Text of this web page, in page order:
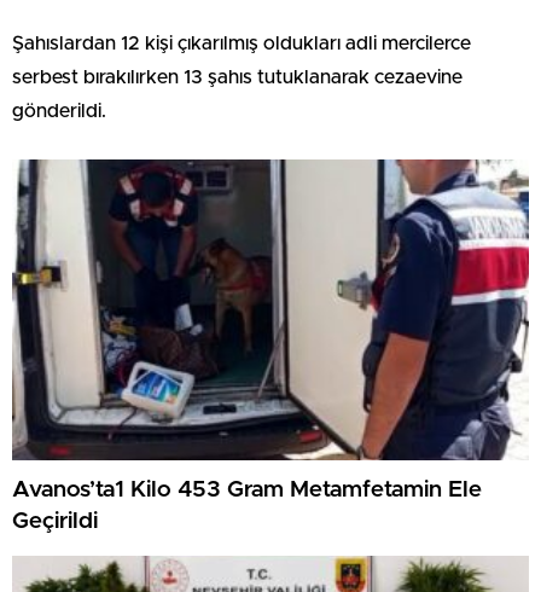
Şahıslardan 12 kişi çıkarılmış oldukları adli mercilerce
serbest bırakılırken 13 şahıs tutuklanarak cezaevine
gönderildi.
Avanos’ta1 Kilo 453 Gram Metamfetamin Ele
Geçirildi